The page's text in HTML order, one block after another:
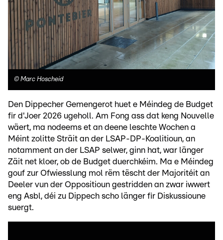
© Marc Hoscheid
Den Dippecher Gemengerot huet e Méindeg de Budget
fir d'Joer 2026 ugeholl. Am Fong ass dat keng Nouvelle
wäert, ma nodeems et an deene leschte Wochen a
Méint zolitte Sträit an der LSAP-DP-Koalitioun, an
notamment an der LSAP selwer, ginn hat, war länger
Zäit net kloer, ob de Budget duerchkéim. Ma e Méindeg
gouf zur Ofwiesslung mol rëm tëscht der Majoritéit an
Deeler vun der Oppositioun gestridden an zwar iwwert
eng Asbl, déi zu Dippech scho länger fir Diskussioune
suergt.